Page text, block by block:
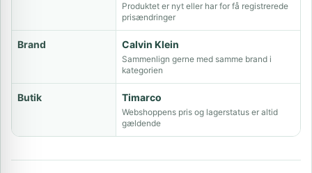
Produktet er nyt eller har for få registrerede
prisændringer
Brand Calvin Klein
Sammenlign gerne med samme brand i
kategorien
Butik Timarco
Webshoppens pris og lagerstatus er altid
gældende